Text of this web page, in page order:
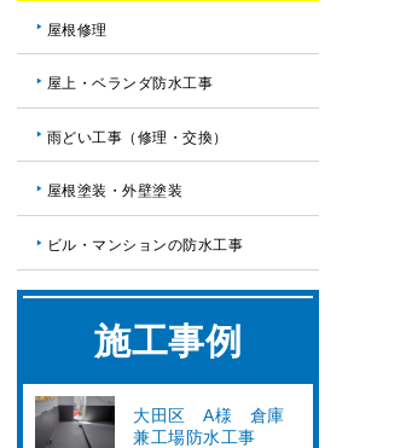
屋根修理
屋上・ベランダ防水工事
雨どい工事（修理・交換）
屋根塗装・外壁塗装
ビル・マンションの防水工事
施工事例
大田区 A様 倉庫
兼工場防水工事